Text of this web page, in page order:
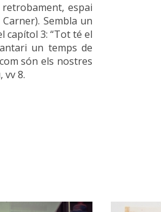
retrobament, espai
Sembla un
capítol 3: “Tot té el
un temps de
són els nostres
vv 8.